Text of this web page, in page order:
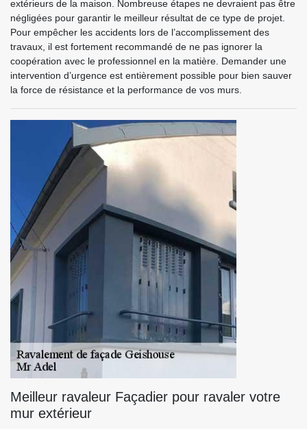
extérieurs de la maison. Nombreuse étapes ne devraient pas être
négligées pour garantir le meilleur résultat de ce type de projet.
Pour empêcher les accidents lors de l’accomplissement des
travaux, il est fortement recommandé de ne pas ignorer la
coopération avec le professionnel en la matière. Demander une
intervention d’urgence est entièrement possible pour bien sauver
la force de résistance et la performance de vos murs.
Meilleur ravaleur Façadier pour ravaler votre
mur extérieur